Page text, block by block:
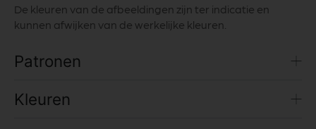
De kleuren van de afbeeldingen zijn ter indicatie en
kunnen afwijken van de werkelijke kleuren.
Patronen
Kleuren